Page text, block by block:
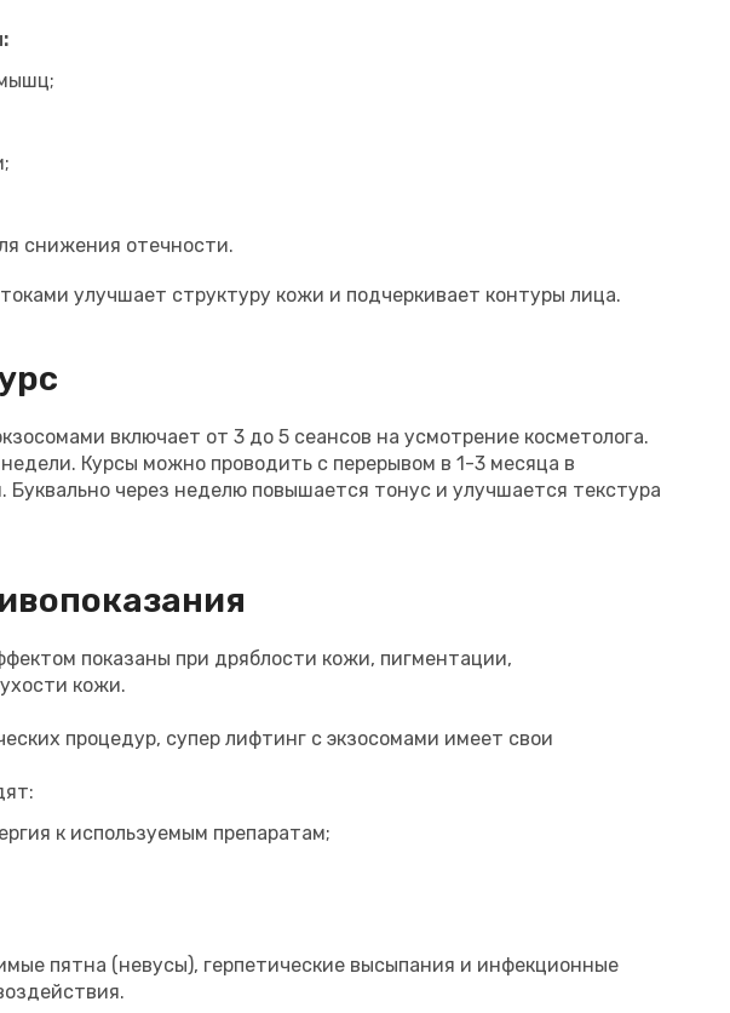
снижения отечности.
улучшает структуру кожи и подчеркивает контуры лица.
включает от 3 до 5 сеансов на усмотрение косметолога.
Курсы можно проводить с перерывом в 1-3 месяца в
через неделю повышается тонус и улучшается текстура
показаны при дряблости кожи, пигментации,
кожи.
процедур, супер лифтинг с экзосомами имеет свои
к используемым препаратам;
пятна (невусы), герпетические высыпания и инфекционные